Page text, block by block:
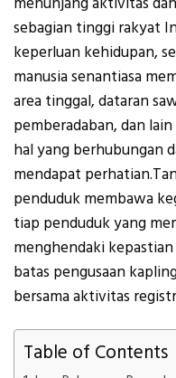
sebagian tinggi rakyat
keperluan kehidupan,
manusia senantiasa
area tinggal, dataran
pemberadaban, dan
hal yang berhubungan
mendapat
penduduk membawa
tiap penduduk yang
menghendaki
batas pengusaan
bersama aktivitas
Table of Contents